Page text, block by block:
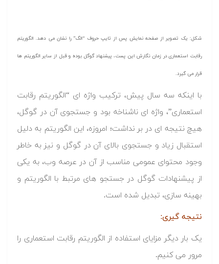
شکل: یک تصویر از صفحه نمایش پس از تایپ حروف “الگ” را نشان می دهد. الگوریتم
رقابت استعماری در زمان نگارش این پست، پیشنهاد گوگل بوده و قبل از سایر الگوریتم ها
قرار می گیرد.
با اینکه سه سال پیش، ترکیب واژه ای “الگوریتم رقابت
استعماری”، واژه ای ناشناخه بود و جستجوی آن در گوگل،
هیچ نتیجه ای در بر نداشت؛ امروزه، این الگوریتم به دلیل
استقبال زیاد و جستجوی بالای آن در گوگل و نیز به خاطر
وجود محتوای عمومی مناسب از آن در عرصه وب، به یکی
از پیشنهادات گوگل در جستجو های مرتبط با الگوریتم و
بهینه سازی، تبدیل شده است.
نتیجه گیری:
یک بار دیگر مزایای استفاده از الگوریتم رقابت استعماری را
مرور می کنیم.